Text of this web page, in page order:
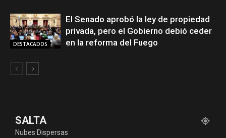
DESTACADOS
El Senado aprobó la ley de propiedad
privada, pero el Gobierno debió ceder
en la reforma del Fuego
SALTA
Nubes Dispersas